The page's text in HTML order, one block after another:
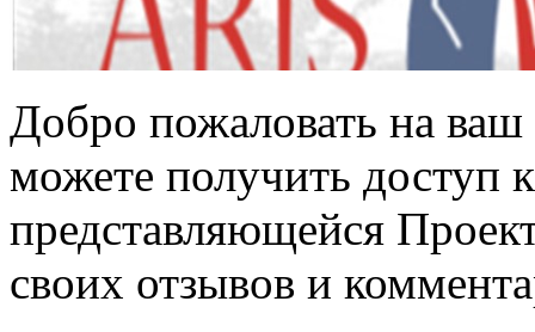
Добро пожаловать на
можете получить доступ
представляющейся
своих отзывов и